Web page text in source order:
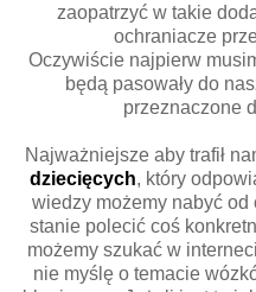
zaopatrzyć w takie
ochraniacze
Oczywiście najpierw
będą pasowały do
przeznaczone
Najważniejsze aby trafił
dziecięcych, który
wiedzy możemy nabyć
stanie polecić coś
możemy szukać w
nie myślę o temacie